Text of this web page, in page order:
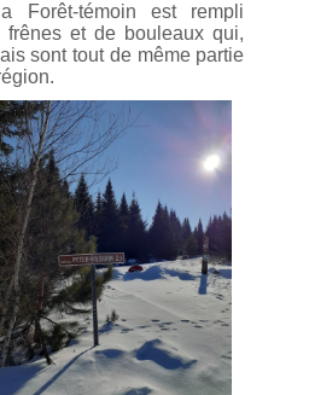
Forêt-témoin est rempli
frênes et de bouleaux qui,
sont tout de même partie